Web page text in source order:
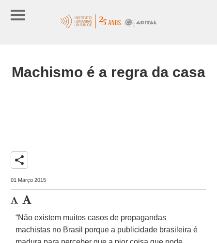
Machismo é a regra da casa
share
01 Março 2015
“Não existem muitos casos de propagandas
machistas no Brasil porque a publicidade brasileira é